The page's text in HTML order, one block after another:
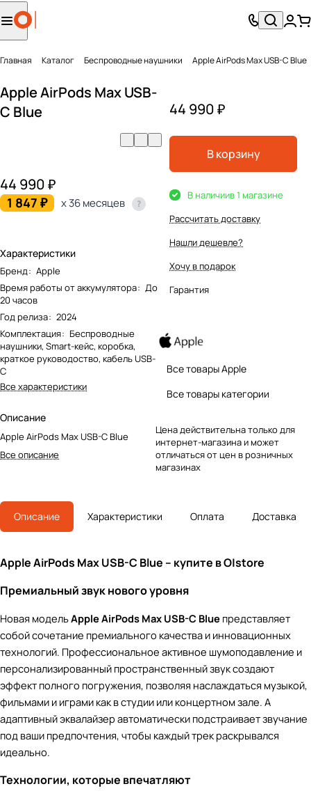
Главная Каталог Беcпроводные наушники Apple AirPods Max USB-C Blue
Apple AirPods Max USB-
C Blue
44 990 ₽
1 847 ₽ x 36 месяцев
Характеристики
Бренд: Apple
Время работы от аккумулятора: До
20 часов
Год релиза: 2024
Комплектация: Беспроводные
наушники, Smart-кейс, коробка,
краткое руководоство, кабель USB-
C
Все характеристики
Описание
Apple AirPods Max USB-C Blue
Все описание
44 990 ₽
В корзину
В наличиив 1 магазине
Рассчитать доставку
Нашли дешевле?
Хочу в подарок
Гарантия
Все товары Apple
Все товары категории
Цена действительна только для
интернет-магазина и может
отличаться от цен в розничных
магазинах
Описание Характеристики Оплата Доставка
Apple AirPods Max USB-C Blue – купите в O|store
Премиальный звук нового уровня
Новая модельApple AirPods Max USB-C Blue представляет
собой сочетание премиального качества и инновационных
технологий. Профессиональное активное шумоподавление и
персонализированный пространственный звук создают
эффект полного погружения, позволяя наслаждаться музыкой,
фильмами и играми как в студии или концертном зале. А
адаптивный эквалайзер автоматически подстраивает звучание
под ваши предпочтения, чтобы каждый трек раскрывался
идеально.
Технологии, которые впечатляют